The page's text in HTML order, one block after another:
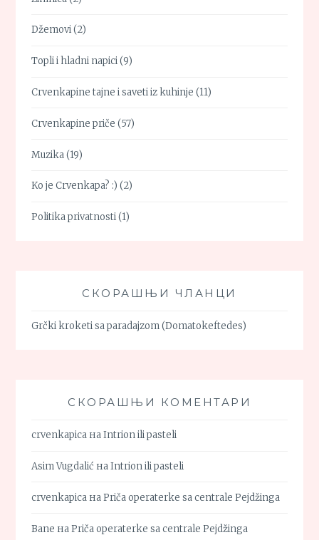
Džemovi(2)
Topli i hladni napici(9)
Crvenkapine tajne i saveti iz kuhinje (11)
Crvenkapine priče (57)
Muzika(19)
Ko je Crvenkapa? :) (2)
Politika privatnosti(1)
СКОРАШЊИ ЧЛАНЦИ
Grčki kroketi sa paradajzom (Domatokeftedes)
СКОРАШЊИ КОМЕНТАРИ
crvenkapica наIntrion ili pasteli
Asim Vugdalić наIntrion ili pasteli
crvenkapica наPriča operaterke sa centrale Pejdžinga
Bane наPriča operaterke sa centrale Pejdžinga